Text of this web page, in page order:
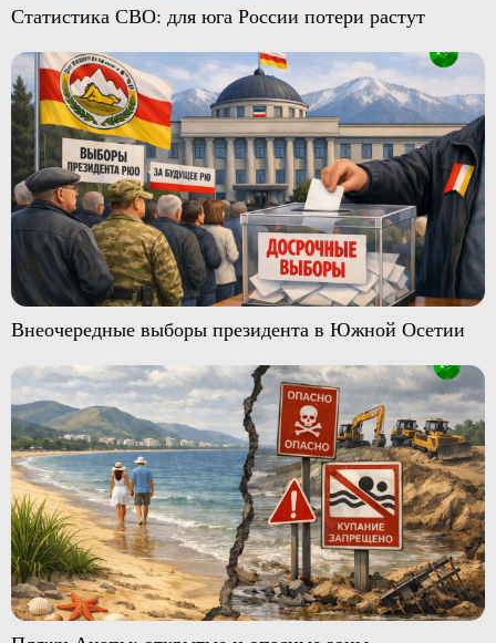
Статистика СВО: для юга России потери растут
Внеочередные выборы президента в Южной Осетии